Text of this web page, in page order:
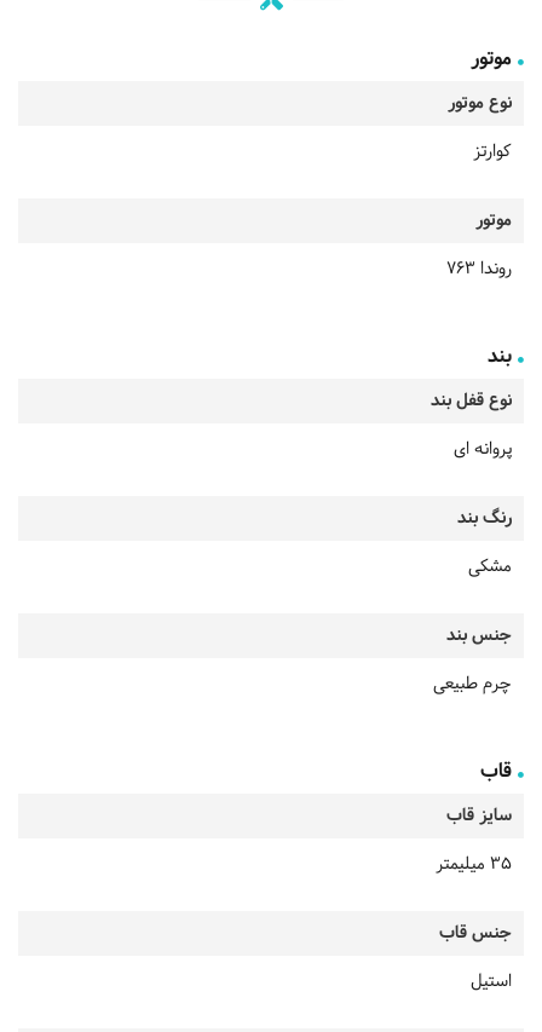
موتور
نوع موتور
کوارتز
موتور
روندا 763
بند
نوع قفل بند
پروانه ای
رنگ بند
مشکی
جنس بند
چرم طبیعی
قاب
سایز قاب
35 میلیمتر
جنس قاب
استیل